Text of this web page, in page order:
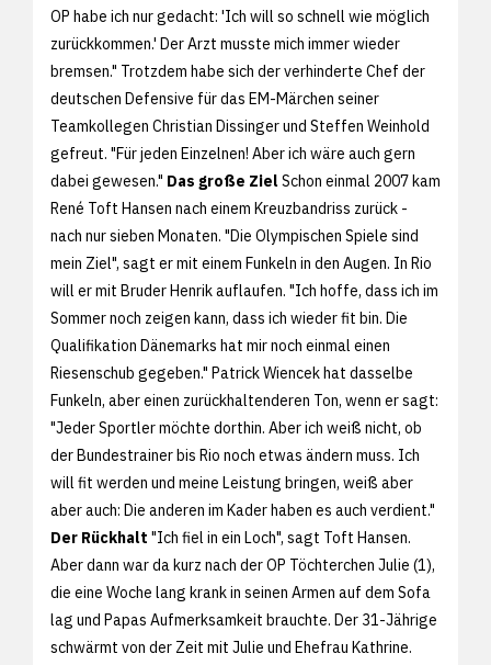
OP habe ich nur gedacht: 'Ich will so schnell wie möglich
zurückkommen.' Der Arzt musste mich immer wieder
bremsen." Trotzdem habe sich der verhinderte Chef der
deutschen Defensive für das EM-Märchen seiner
Teamkollegen Christian Dissinger und Steffen Weinhold
gefreut. "Für jeden Einzelnen! Aber ich wäre auch gern
dabei gewesen." Das große ZielSchon einmal 2007 kam
René Toft Hansen nach einem Kreuzbandriss zurück -
nach nur sieben Monaten. "Die Olympischen Spiele sind
mein Ziel", sagt er mit einem Funkeln in den Augen. In Rio
will er mit Bruder Henrik auflaufen. "Ich hoffe, dass ich im
Sommer noch zeigen kann, dass ich wieder fit bin. Die
Qualifikation Dänemarks hat mir noch einmal einen
Riesenschub gegeben." Patrick Wiencek hat dasselbe
Funkeln, aber einen zurückhaltenderen Ton, wenn er sagt:
"Jeder Sportler möchte dorthin. Aber ich weiß nicht, ob
der Bundestrainer bis Rio noch etwas ändern muss. Ich
will fit werden und meine Leistung bringen, weiß aber
aber auch: Die anderen im Kader haben es auch verdient."
Der Rückhalt "Ich fiel in ein Loch", sagt Toft Hansen.
Aber dann war da kurz nach der OP Töchterchen Julie (1),
die eine Woche lang krank in seinen Armen auf dem Sofa
lag und Papas Aufmerksamkeit brauchte. Der 31-Jährige
schwärmt von der Zeit mit Julie und Ehefrau Kathrine.